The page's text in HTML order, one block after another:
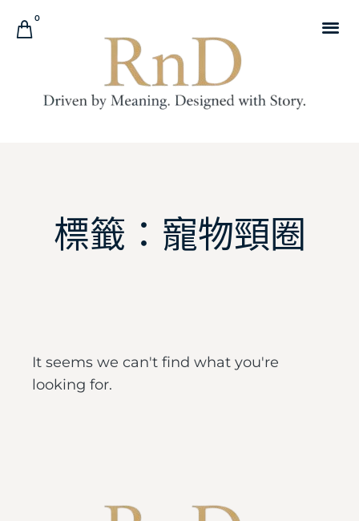
0
標籤：寵物頸圈
It seems we can't find what you're
looking for.